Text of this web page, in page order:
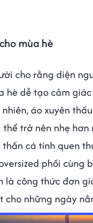
mùa hè
cho rằng diện
hè dễ tạo cảm
nhiên, áo xuyên
trở nên nhẹ
cá tính quen
phối cùng
là công thức đơn
cho những ngày